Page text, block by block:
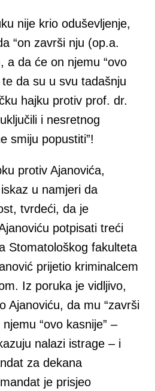
nije krio oduševljenje,
“on završi nju (op.a.
a da će on njemu “ovo
da su u svu tadašnju
hajku protiv prof. dr.
i nesretnog
smiju popustiti”!
protiv Ajanovića,
u namjeri da
tvrdeći, da je
potpisati treći
Stomatološkog fakulteta
prijetio kriminalcem
Iz poruka je vidljivo,
Ajanoviću, da mu “završi
“ovo kasnije” –
nalazi istrage – i
za dekana
je prisjeo